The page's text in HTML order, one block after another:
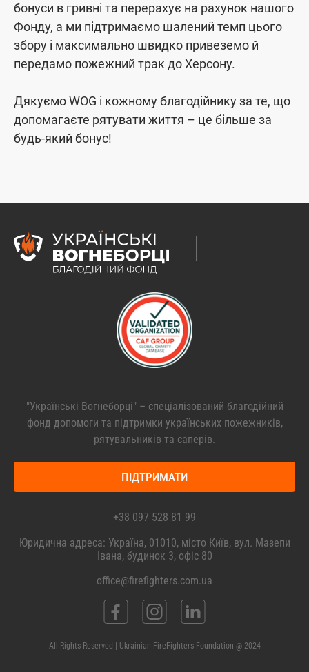
бонуси в гривні та перерахує на рахунок нашого
Фонду, а ми підтримаємо шалений темп цього
збору і максимально швидко привеземо й
передамо пожежний трак до Херсону.
Дякуємо WOG і кожному благодійнику за те, що
допомагаєте рятувати життя – це більше за
будь-який бонус!
"Українські Вогнеборці" – спеціалізований благодійний
фонд допомоги та підтримки українських пожежників,
рятувальників та саперів.
ПІДТРИМАТИ
+38 097 528 81 99
Юридична адреса: Україна, 01010, місто Київ, вул. Мазепи
Івана, будинок 3, офіс 80
office@firefighters.com.ua
All Rights Reserved | Ukrainian FireFighters Foundation @ 2024